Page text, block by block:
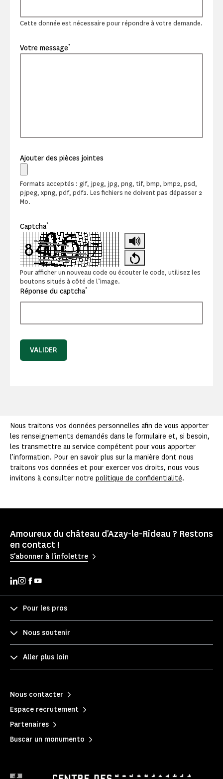
Cette donnée est nécessaire pour répondre à votre demande.
Votre message*
Ajouter des pièces jointes
Formats acceptés : gif, jpeg, jpg, png, tif, bmp, bmp2, psd,
pjpeg, xpng, pdf, pdf2. Les fichiers ne doivent pas dépasser 2
Mo.
Captcha*
Pour afficher un nouveau code ou écouter le code, utilisez les
boutons situés à côté de l’image.
Réponse du captcha*
VALIDER
Nous traitons vos données personnelles afin de vous apporter
les renseignements demandés dans le formulaire et, si besoin,
les transmettre au service compétent pour vous apporter
l’information. Pour en savoir plus sur la manière dont nous
traitons vos données et pour exercer vos droits, nous vous
invitons à consulter notre politique de confidentialité.
Amoureux du château d'Azay-le-Rideau ? Restons
en contact !
S'abonner à l'infolettre
Pour les pros
Nous soutenir
Aller plus loin
Nous contacter
Espace recrutement
Partenaires
Buscar un monumento